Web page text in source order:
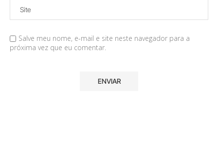
Salve meu nome, e-mail e site neste navegador para a
próxima vez que eu comentar.